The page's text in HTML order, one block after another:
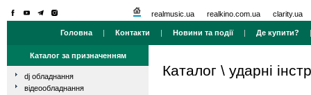
realmusic.ua realkino.com.ua clarity.ua
Головна | Контакти | Новини та події| Де купити?
Каталог за призначенням
dj обладнання
відеообладнання
Каталог \ ударні